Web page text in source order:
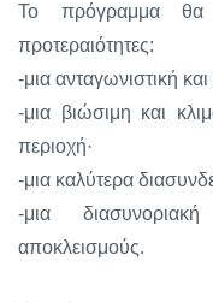
Το πρόγραμμα θα
προτεραιότητες:
-μια ανταγωνιστική
-μια βιώσιμη και
περιοχή·
-μια καλύτερα
-μια
αποκλεισμούς.